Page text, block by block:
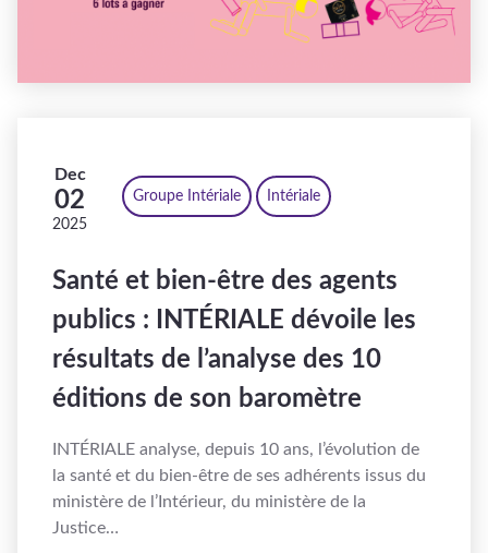
Dec
02
2025
Groupe Intériale Intériale
Santé et bien-être des agents
publics : INTÉRIALE dévoile les
résultats de l’analyse des 10
éditions de son baromètre
INTÉRIALE analyse, depuis 10 ans, l’évolution de
la santé et du bien-être de ses adhérents issus du
ministère de l’Intérieur, du ministère de la
Justice…